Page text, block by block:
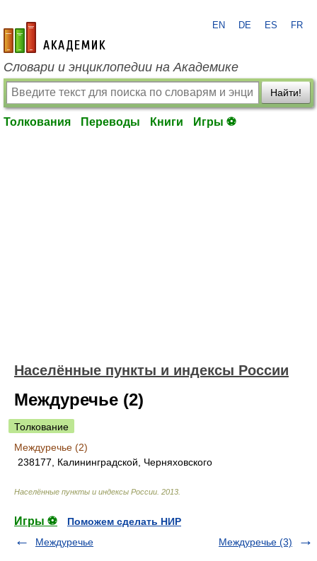
academic.ru
EN DE ES FR
Словари и энциклопедии на Академике
Найти!
Толкования Переводы Книги Игры ⚽
Населённые пункты и индексы России
Междуречье (2)
Толкование
Междуречье (2)
238177, Калининградской, Черняховского
Населённые пункты и индексы России 2013
Игры ⚽
Поможем сделать НИР
Междуречье
Междуречье (3)